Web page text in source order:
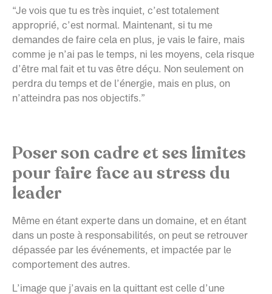
“Je vois que tu es très inquiet, c’est totalement
approprié, c’est normal. Maintenant, si tu me
demandes de faire cela en plus, je vais le faire, mais
comme je n’ai pas le temps, ni les moyens, cela risque
d’être mal fait et tu vas être déçu. Non seulement on
perdra du temps et de l’énergie, mais en plus, on
n’atteindra pas nos objectifs.”
Poser son cadre et ses limites
pour faire face au stress du
leader
Même en étant experte dans un domaine, et en étant
dans un poste à responsabilités, on peut se retrouver
dépassée par les événements, et impactée par le
comportement des autres.
L’image que j’avais en la quittant est celle d’une